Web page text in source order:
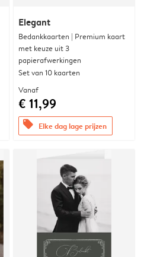
Elegant
Bedankkaarten | Premium kaart
met keuze uit 3
papierafwerkingen
Set van 10 kaarten
Vanaf
€ 11,99
offers Elke dag lage prijzen